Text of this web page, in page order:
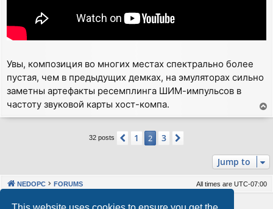
Увы, композиция во многих местах спектрально более
пустая, чем в предыдущих демках, на эмуляторах сильно
заметны артефакты ресемплинга ШИМ-импульсов в
частоту звуковой карты хост-компа.
o
32 posts Previous
1 2 3
Jump to
NEDOPC FORUMS All times are UTC-07:00
Powered by phpBB® Forum Software © phpBB Limited